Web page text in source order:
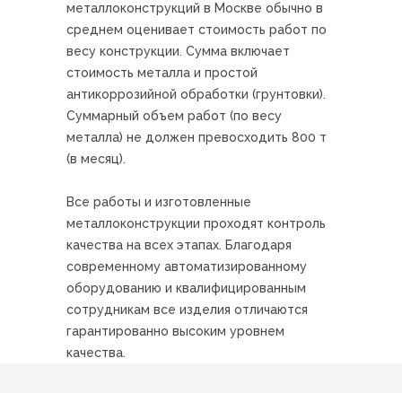
металлоконструкций в Москве обычно в
среднем оценивает стоимость работ по
весу конструкции. Сумма включает
стоимость металла и простой
антикоррозийной обработки (грунтовки).
Суммарный объем работ (по весу
металла) не должен превосходить 800 т
(в месяц).
Все работы и изготовленные
металлоконструкции проходят контроль
качества на всех этапах. Благодаря
современному автоматизированному
оборудованию и квалифицированным
сотрудникам все изделия отличаются
гарантированно высоким уровнем
качества.